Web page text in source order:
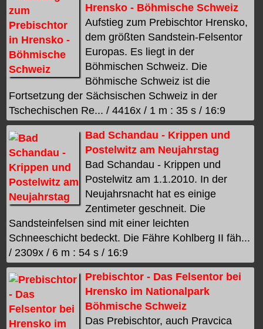
Hrensko - Böhmische Schweiz
Aufstieg zum Prebischtor Hrensko,
dem größten Sandstein-Felsentor
Europas. Es liegt in der
Böhmischen Schweiz. Die
Böhmische Schweiz ist die
Fortsetzung der Sächsischen Schweiz in der
Tschechischen Re... / 4416x / 1 m : 35 s / 16:9
Bad Schandau - Krippen und
Postelwitz am Neujahrstag
Bad Schandau - Krippen und
Postelwitz am 1.1.2010. In der
Neujahrsnacht hat es einige
Zentimeter geschneit. Die
Sandsteinfelsen sind mit einer leichten
Schneeschicht bedeckt. Die Fähre Kohlberg II fäh...
/ 2309x / 6 m : 54 s / 16:9
Prebischtor - Das Felsentor bei
Hrensko im Nationalpark
Böhmische Schweiz
Das Prebischtor, auch Pravcica